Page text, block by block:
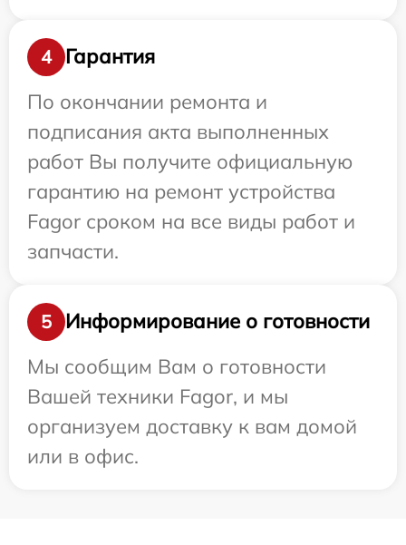
4
Гарантия
По окончании ремонта и
подписания акта выполненных
работ Вы получите официальную
гарантию на ремонт устройства
Fagor сроком на все виды работ и
запчасти.
5
Информирование о готовности
Мы сообщим Вам о готовности
Вашей техники Fagor, и мы
организуем доставку к вам домой
или в офис.